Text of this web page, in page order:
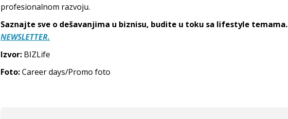
profesionalnom razvoju.
Saznajte sve o dešavanjima u biznisu, budite u toku sa lifestyle temama.
NEWSLETTER.
Izvor: BIZLife
Foto:Career days/Promo foto